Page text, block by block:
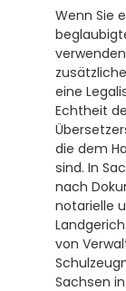
Wenn Sie
eine
Echtheit
die dem
sind. In
nach
notarielle
von